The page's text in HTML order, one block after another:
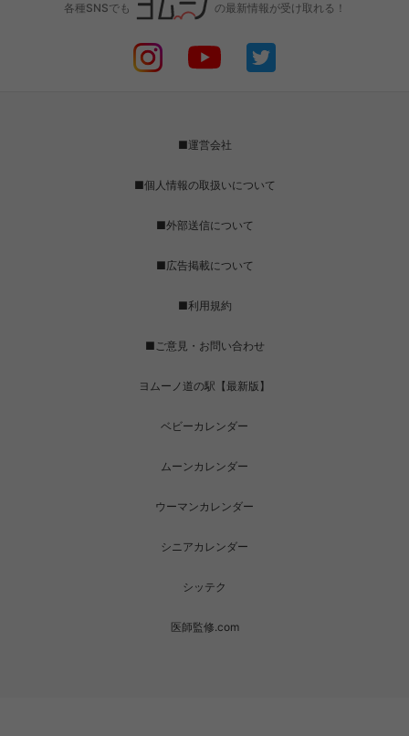
各種SNSでも の最新情報が受け取れる！
■運営会社
■個人情報の取扱いについて
■外部送信について
■広告掲載について
■利用規約
■ご意見・お問い合わせ
ヨムーノ道の駅【最新版】
ベビーカレンダー
ムーンカレンダー
ウーマンカレンダー
シニアカレンダー
シッテク
医師監修.com